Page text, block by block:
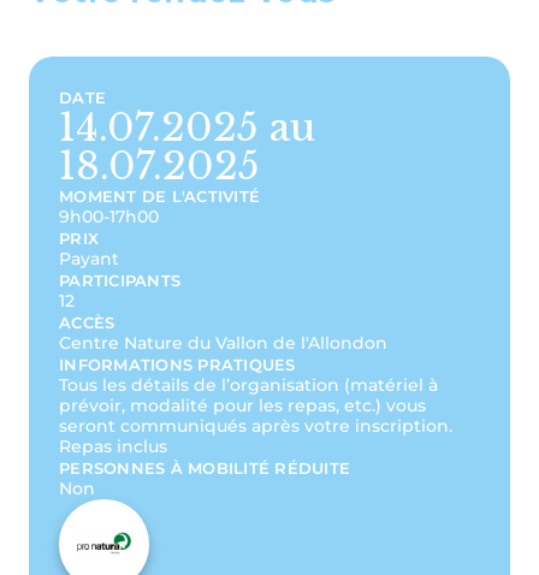
DATE
14.07.2025 au
18.07.2025
MOMENT DE L'ACTIVITÉ
9h00-17h00
PRIX
Payant
PARTICIPANTS
12
ACCÈS
Centre Nature du Vallon de l'Allondon
INFORMATIONS PRATIQUES
Tous les détails de l’organisation (matériel à
prévoir, modalité pour les repas, etc.) vous
seront communiqués après votre inscription.
Repas inclus
PERSONNES À MOBILITÉ RÉDUITE
Non